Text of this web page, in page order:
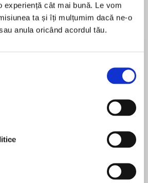
experiență cât mai bună. Le vom
ta și îți mulțumim dacă ne-o
anula oricând acordul tău.
nu există recenzii